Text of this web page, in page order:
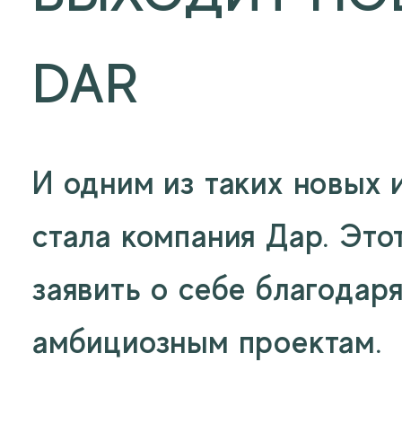
DAR
И одним из таких новых
стала компания Дар.
заявить о себе
амбициозным проектам.